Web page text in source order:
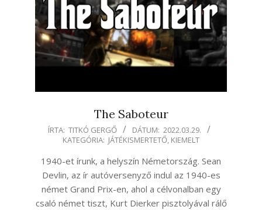
The Saboteur
2022-
29
ÍRTA: TITKÓ GERGŐ DÁTUM: 2022.03.29.
KATEGÓRIA: JÁTÉKISMERTETŐ, KIEMELT
1940-et írunk, a helyszín Németország. Sean
Devlin, az ír autóversenyző indul az 1940-es
német Grand Prix-en, ahol a célvonalban egy
csaló német tiszt, Kurt Dierker pisztolyával rálő